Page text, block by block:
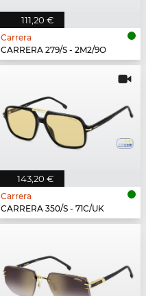
111,20 €
Carrera
CARRERA 279/S - 2M2/9O
143,20 €
Carrera
CARRERA 350/S - 71C/UK